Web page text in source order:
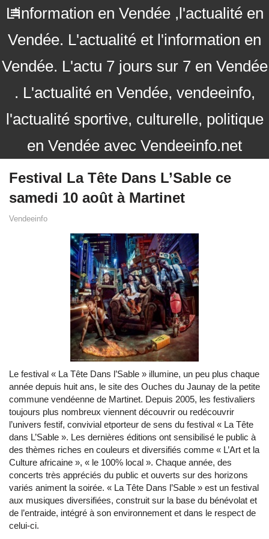
L'information en Vendée ,l'actualité en
Vendée. L'actualité et l'information en
Vendée. L'actu 7 jours sur 7 en Vendée
. L'actualité en Vendée, vendeeinfo,
l'actualité sportive, culturelle, politique
en Vendée avec Vendeeinfo.net
Festival La Tête Dans L’Sable ce
samedi 10 août à Martinet
Vendeeinfo
Le festival « La Tête Dans l’Sable » illumine, un peu plus chaque
année depuis huit ans, le site des Ouches du Jaunay de la petite
commune vendéenne de Martinet. Depuis 2005, les festivaliers
toujours plus nombreux viennent découvrir ou redécouvrir
l’univers festif, convivial etporteur de sens du festival « La Tête
dans L’Sable ». Les dernières éditions ont sensibilisé le public à
des thèmes riches en couleurs et diversifiés comme « L’Art et la
Culture africaine », « le 100% local ». Chaque année, des
concerts très appréciés du public et ouverts sur des horizons
variés animent la soirée. « La Tête Dans l’Sable » est un festival
aux musiques diversifiées, construit sur la base du bénévolat et
de l’entraide, intégré à son environnement et dans le respect de
celui-ci.